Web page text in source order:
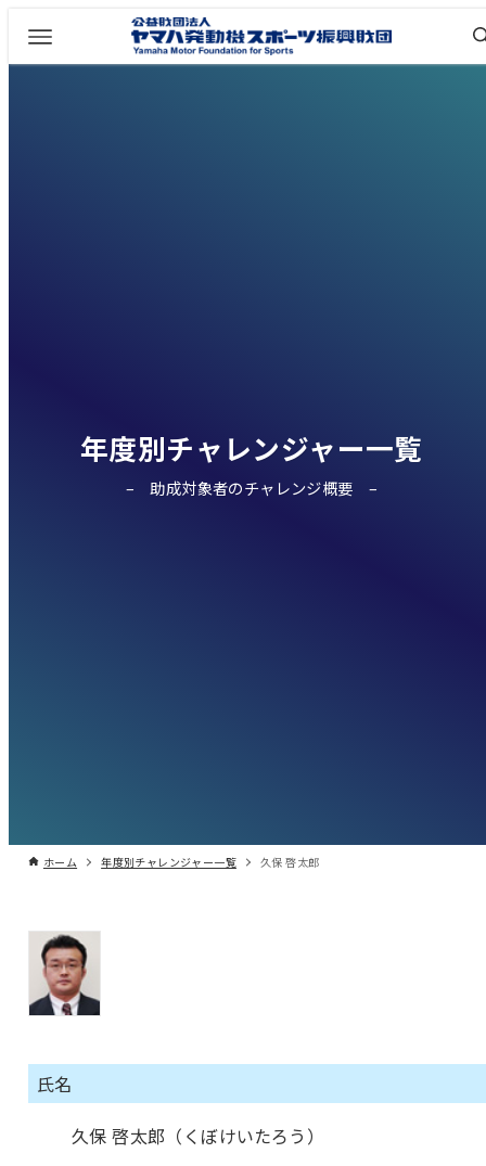
年度別チャレンジャー一覧
助成対象者のチャレンジ概要
ホーム 年度別チャレンジャー一覧 久保 啓太郎
氏名
久保 啓太郎（くぼけいたろう）